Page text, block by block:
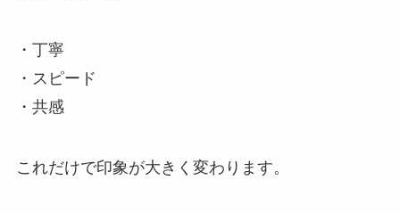
・丁寧
・スピード
・共感
これだけで印象が大きく変わります。